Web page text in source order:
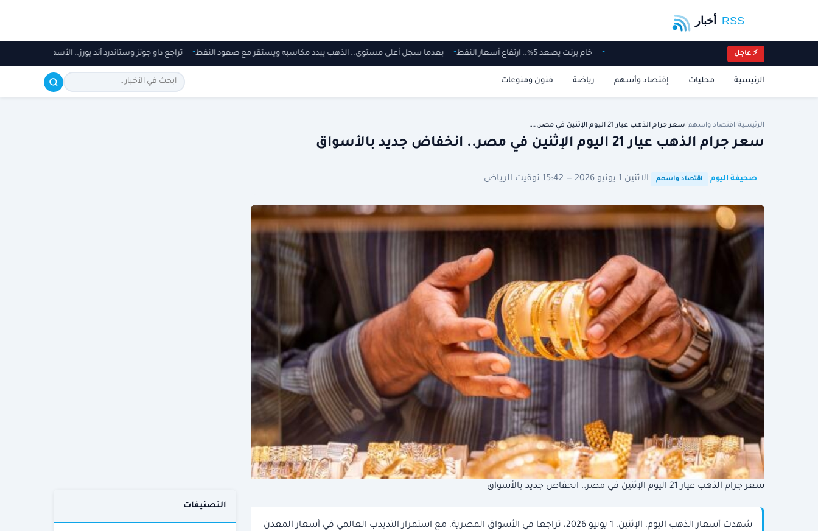
⚡ عاجل خام برنت يصعد 5%.. ارتفاع أسعار النفط بعدما سجل أعلى مستوى.. الذهب يبدد مكاسبه ويستقر مع صعود النفط تراجع داو جونز وستاندرد آند بورز.. الأسهم
الرئيسية محليات إقتصاد وأسهم رياضة فنون ومنوعات
الرئيسية اقتصاد واسهم سعر جرام الذهب عيار 21 اليوم الإثنين في مصر..…
سعر جرام الذهب عيار 21 اليوم الإثنين في مصر.. انخفاض جديد بالأسواق
صحيفة اليوم اقتصاد واسهم الاثنين 1 يونيو 2026 — 15:42 توقيت الرياض
سعر جرام الذهب عيار 21 اليوم الإثنين في مصر.. انخفاض جديد بالأسواق
شهدت أسعار الذهب اليوم، الإثنين، 1 يونيو 2026، تراجعا في الأسواق المصرية، مع استمرار التذبذب العالمي في أسعار المعدن
التصنيفات